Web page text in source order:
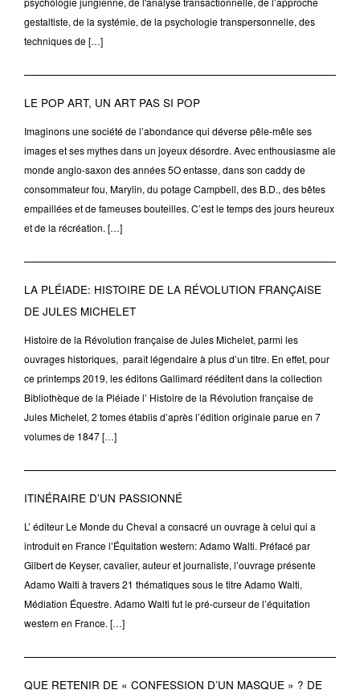
gestaltiste, de la systémie, de la psychologie transpersonnelle, des
techniques de […]
LE POP ART, UN ART PAS SI POP
Imaginons une société de l’abondance qui déverse pêle-mêle ses
images et ses mythes dans un joyeux désordre. Avec enthousiasme ale
monde anglo-saxon des années 5O entasse, dans son caddy de
consommateur fou, Marylin, du potage Campbell, des B.D., des bêtes
empaillées et de fameuses bouteilles. C’est le temps des jours heureux
et de la récréation. […]
LA PLÉIADE: HISTOIRE DE LA RÉVOLUTION FRANÇAISE
DE JULES MICHELET
Histoire de la Révolution française de Jules Michelet, parmi les
ouvrages historiques, paraît légendaire à plus d’un titre. En effet, pour
ce printemps 2019, les éditons Gallimard rééditent dans la collection
Bibliothèque de la Pléiade l’ Histoire de la Révolution française de
Jules Michelet, 2 tomes établis d’après l’édition originale parue en 7
volumes de 1847 […]
ITINÉRAIRE D’UN PASSIONNÉ
L’ éditeur Le Monde du Cheval a consacré un ouvrage à celui qui a
introduit en France l’Équitation western: Adamo Walti. Préfacé par
Gilbert de Keyser, cavalier, auteur et journaliste, l’ouvrage présente
Adamo Walti à travers 21 thématiques sous le titre Adamo Walti,
Médiation Équestre. Adamo Walti fut le pré-curseur de l’équitation
western en France. […]
QUE RETENIR DE « CONFESSION D’UN MASQUE » ? DE